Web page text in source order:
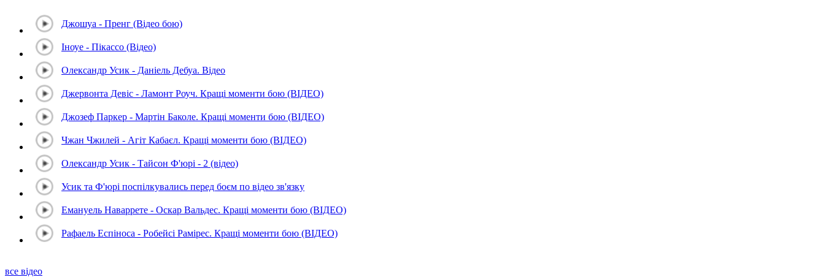
Джошуа - Пренг (Відео бою)
Іноуе - Пікассо (Відео)
Олександр Усик - Даніель Дебуа. Відео
Джервонта Девіс - Ламонт Роуч. Кращі моменти бою (ВІДЕО)
Джозеф Паркер - Мартін Баколе. Кращі моменти бою (ВІДЕО)
Чжан Чжилей - Агіт Кабаєл. Кращі моменти бою (ВІДЕО)
Олександр Усик - Тайсон Ф'юрі - 2 (відео)
Усик та Ф'юрі поспілкувались перед боєм по відео зв'язку
Емануель Наваррете - Оскар Вальдес. Кращі моменти бою (ВІДЕО)
Рафаель Еспіноса - Робейсі Рамірес. Кращі моменти бою (ВІДЕО)
все відео